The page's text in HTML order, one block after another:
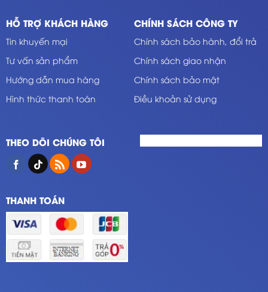
HỖ TRỢ KHÁCH HÀNG
Tin khuyến mại
Tư vấn sản phẩm
Hướng dẫn mua hàng
Hình thức thanh toán
CHÍNH SÁCH CÔNG TY
Chính sách bảo hành, đổi trả
Chính sách giao nhận
Chính sách bảo mật
Điều khoản sử dụng
THEO DÕI CHÚNG TÔI
THANH TOÁN